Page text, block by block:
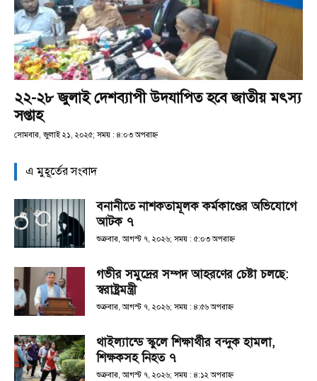
২২-২৮ জুলাই দেশব্যাপী উদযাপিত হবে জাতীয় মৎস্য
সপ্তাহ
সোমবার, জুলাই ২১, ২০২৫; সময় : ৪:০৩ অপরাহ্ণ
এ মুহূর্তের সংবাদ
বনানীতে নাশকতামূলক কর্মকাণ্ডের অভিযোগে
আটক ৭
শুক্রবার, আগস্ট ৭, ২০২৬; সময় : ৫:০৩ অপরাহ্ণ
গভীর সমুদ্রের সম্পদ আহরণের চেষ্টা চলছে:
স্বরাষ্ট্রমন্ত্রী
শুক্রবার, আগস্ট ৭, ২০২৬; সময় : ৪:৫৬ অপরাহ্ণ
থাইল্যান্ডে স্কুলে শিক্ষার্থীর বন্দুক হামলা,
শিক্ষকসহ নিহত ৭
শুক্রবার, আগস্ট ৭, ২০২৬; সময় : ৪:১২ অপরাহ্ণ